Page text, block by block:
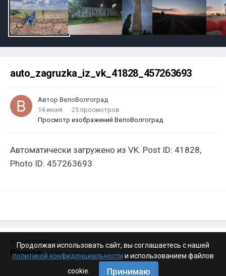
auto_zagruzka_iz_vk_41828_457263693
Автор ВелоВолгоград
14 июня
25 просмотров
Просмотр изображений ВелоВолгоград
Автоматически загружено из VK. Post ID: 41828,
Photo ID: 457263693
ИЗ КАТЕГОРИИ:
Разное · 4 199 изображений
Продолжая использовать сайт, вы соглашаетесь с нашей
политикой конфиденциальности и использованием файлов
cookie.
Принимаю